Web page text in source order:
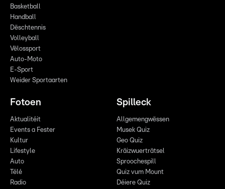
Basketball
Handball
Dëschtennis
Volleyball
Vëlossport
Auto-Moto
E-Sport
Weider Sportaarten
Fotoen
Aktualitéit
Events a Fester
Kultur
Lifestyle
Auto
Télé
Radio
Spilleck
Allgemengwëssen
Musek Quiz
Geo Quiz
Kräizwuerträtsel
Sproochespill
Quiz vum Mount
Déiere Quiz